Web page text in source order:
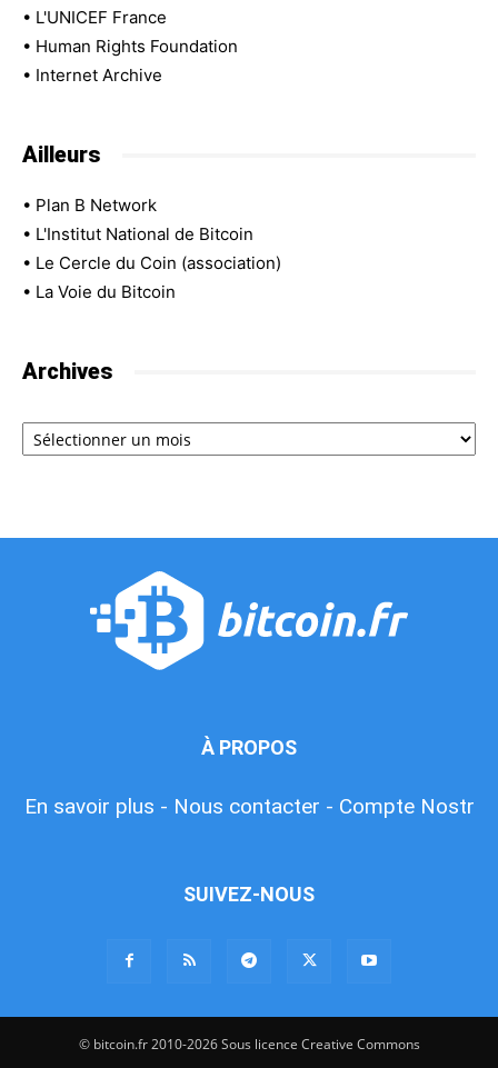
• L'UNICEF France
• Human Rights Foundation
• Internet Archive
Ailleurs
• Plan B Network
• L'Institut National de Bitcoin
• Le Cercle du Coin (association)
• La Voie du Bitcoin
Archives
Archives
À PROPOS
En savoir plus - Nous contacter - Compte Nostr
SUIVEZ-NOUS
© bitcoin.fr 2010-2026 Sous licence Creative Commons